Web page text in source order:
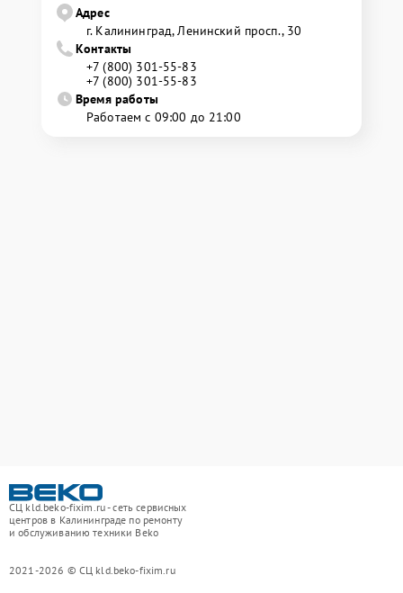
Адрес
г. Калининград, Ленинский просп., 30
Контакты
+7 (800) 301-55-83
+7 (800) 301-55-83
Время работы
Работаем с 09:00 до 21:00
СЦ kld.beko-fixim.ru - сеть сервисных
центров в Калининграде по ремонту
и обслуживанию техники Beko
2021-2026 © СЦ kld.beko-fixim.ru